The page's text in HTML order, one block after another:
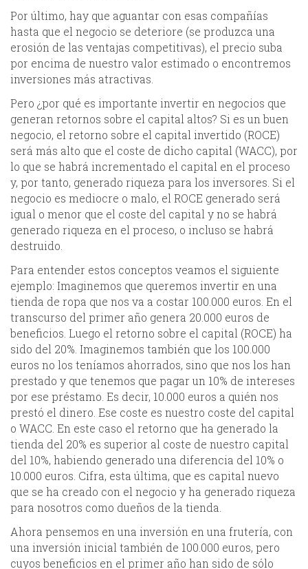
Por último, hay que aguantar con esas compañías
hasta que el negocio se deteriore (se produzca una
erosión de las ventajas competitivas), el precio suba
por encima de nuestro valor estimado o encontremos
inversiones más atractivas.
Pero ¿por qué es importante invertir en negocios que
generan retornos sobre el capital altos? Si es un buen
negocio, el retorno sobre el capital invertido (ROCE)
será más alto que el coste de dicho capital (WACC), por
lo que se habrá incrementado el capital en el proceso
y, por tanto, generado riqueza para los inversores. Si el
negocio es mediocre o malo, el ROCE generado será
igual o menor que el coste del capital y no se habrá
generado riqueza en el proceso, o incluso se habrá
destruido.
Para entender estos conceptos veamos el siguiente
ejemplo: Imaginemos que queremos invertir en una
tienda de ropa que nos va a costar 100.000 euros. En el
transcurso del primer año genera 20.000 euros de
beneficios. Luego el retorno sobre el capital (ROCE) ha
sido del 20%. Imaginemos también que los 100.000
euros no los teníamos ahorrados, sino que nos los han
prestado y que tenemos que pagar un 10% de intereses
por ese préstamo. Es decir, 10.000 euros a quién nos
prestó el dinero. Ese coste es nuestro coste del capital
o WACC. En este caso el retorno que ha generado la
tienda del 20% es superior al coste de nuestro capital
del 10%, habiendo generado una diferencia del 10% o
10.000 euros. Cifra, esta última, que es capital nuevo
que se ha creado con el negocio y ha generado riqueza
para nosotros como dueños de la tienda.
Ahora pensemos en una inversión en una frutería, con
una inversión inicial también de 100.000 euros, pero
cuyos beneficios en el primer año han sido de sólo